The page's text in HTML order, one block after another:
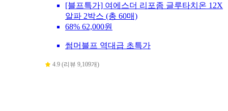
[블프특가] 여에스더 리포좀 글루타치온 12X
알파 2박스 (총 60매)
68% 62,000원
썸머블프 역대급 초특가
4.9 (리뷰 9,109개)